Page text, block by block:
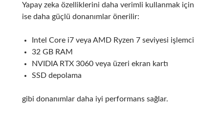
Yapay zeka özelliklerini daha verimli kullanmak için
ise daha güçlü donanımlar önerilir:
Intel Core i7 veya AMD Ryzen 7 seviyesi işlemci
32 GB RAM
NVIDIA RTX 3060 veya üzeri ekran kartı
SSD depolama
gibi donanımlar daha iyi performans sağlar.